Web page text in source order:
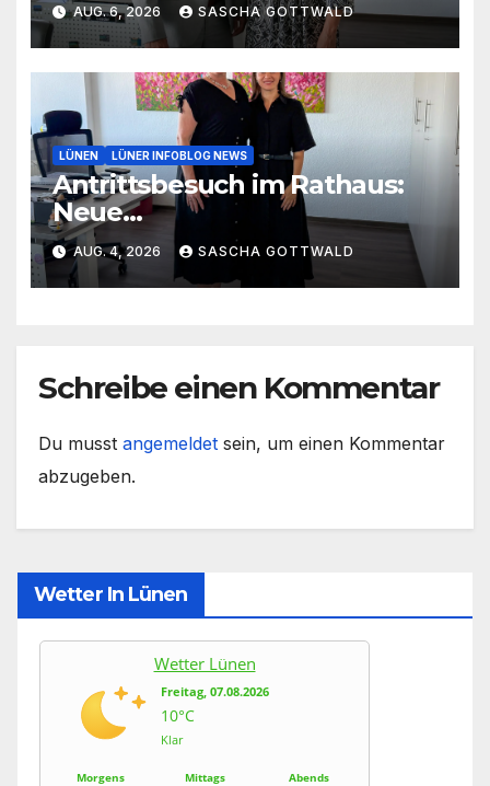
AUG. 6, 2026 SASCHA GOTTWALD
LÜNEN LÜNER INFOBLOG NEWS
Antrittsbesuch im Rathaus:
Neue
Hauptgeschäftsführerin der
Handwerkskammer
Dortmund zu Gast in Lünen
AUG. 4, 2026 SASCHA GOTTWALD
Schreibe einen Kommentar
Du musst angemeldet sein, um einen Kommentar
abzugeben.
Wetter In Lünen
Wetter Lünen
Freitag, 07.08.2026
10°C
Klar
Morgens Mittags Abends